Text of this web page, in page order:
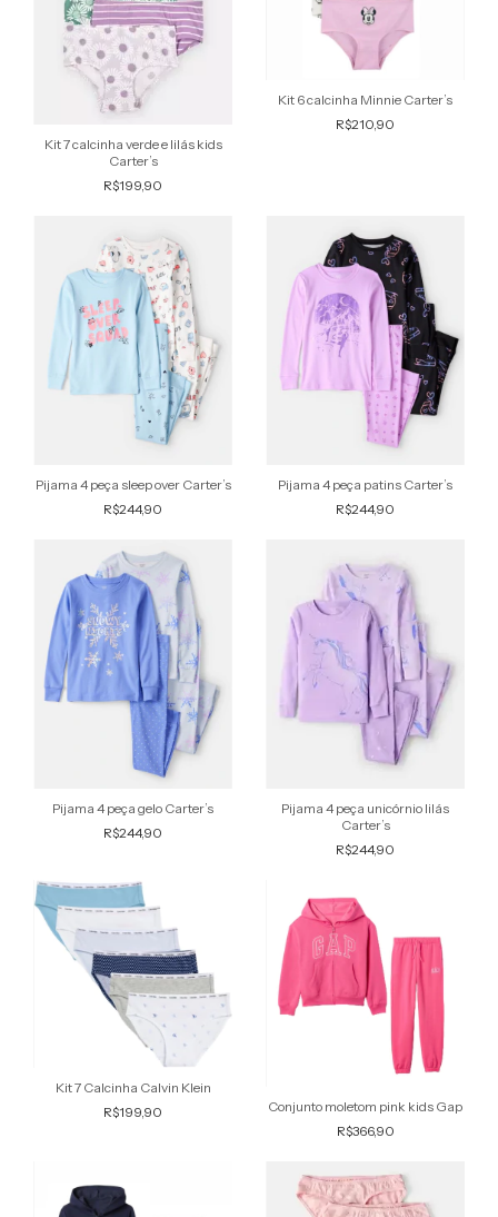
Kit 7 calcinha verde e lilás kids
Carter’s
R$199,90
Kit 6 calcinha Minnie Carter’s
R$210,90
Pijama 4 peça sleep over Carter’s
R$244,90
Pijama 4 peça patins Carter’s
R$244,90
Pijama 4 peça gelo Carter’s
R$244,90
Pijama 4 peça unicórnio lilás
Carter’s
R$244,90
Kit 7 Calcinha Calvin Klein
R$199,90
Conjunto moletom pink kids Gap
R$366,90